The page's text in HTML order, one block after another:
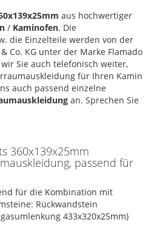
aus hochwertiger
/ Kaminofen. Die
die Einzelteile werden von der
Co. KG unter der Marke Flamado
Sie auch telefonisch weiter,
für Ihren Kamin
auch passend einzelne
an. Sprechen Sie
360x139x25mm
passend für
für die Kombination mit
Rückwandstein
433x320x25mm)